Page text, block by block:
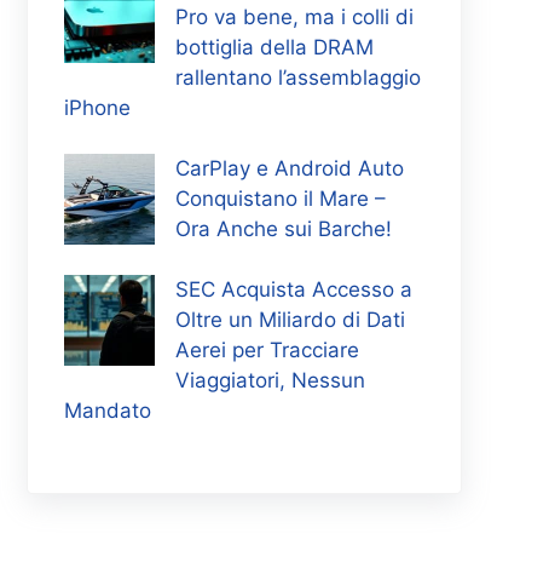
Pro va bene, ma i colli di
bottiglia della DRAM
rallentano l’assemblaggio
iPhone
CarPlay e Android Auto
Conquistano il Mare –
Ora Anche sui Barche!
SEC Acquista Accesso a
Oltre un Miliardo di Dati
Aerei per Tracciare
Viaggiatori, Nessun
Mandato